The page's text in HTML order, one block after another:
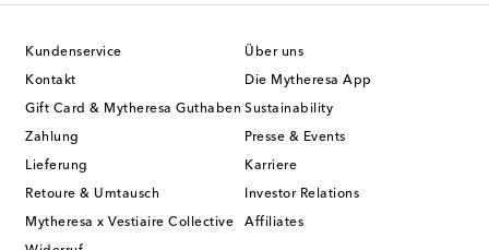
Kundenservice
Kontakt
Gift Card & Mytheresa Guthaben
Zahlung
Lieferung
Retoure & Umtausch
Mytheresa x Vestiaire Collective
Über uns
Die Mytheresa App
Sustainability
Presse & Events
Karriere
Investor Relations
Affiliates